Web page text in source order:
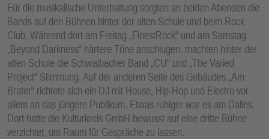
Für die musikalische Unterhaltung sorgten an beiden Abenden die
Bands auf den Bühnen hinter der alten Schule und beim Rock
Club. Während dort am Freitag „FinestRock“ und am Samstag
„Beyond Darkness“ härtere Töne anschlugen, machten hinter der
alten Schule die Schwalbacher Band „CU“ und „The Varied
Project“ Stimmung. Auf der anderen Seite des Gebäudes „Am
Brater“ richtete sich ein DJ mit House, Hip-Hop und Electro vor
allem an das jüngere Publikum. Etwas ruhiger war es am Dalles.
Dort hatte die Kulturkreis GmbH bewusst auf eine dritte Bühne
verzichtet, um Raum für Gespräche zu lassen.